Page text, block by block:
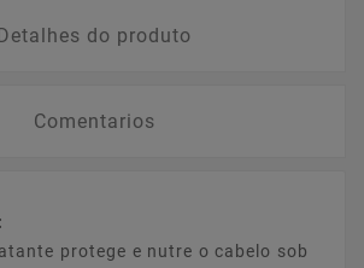
do produto
Comentarios
protege e nutre o cabelo sob